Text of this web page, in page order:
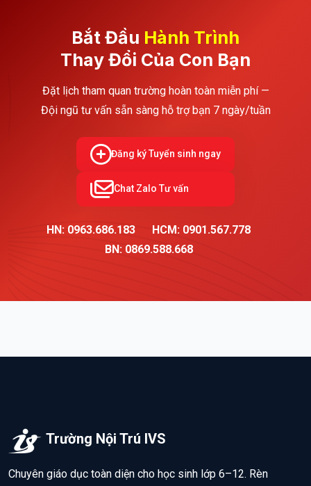
Bắt Đầu Hành Trình
Thay Đổi Của Con Bạn
Đặt lịch tham quan trường hoàn toàn miễn phí —
Đội ngũ tư vấn sẵn sàng hỗ trợ bạn 7 ngày/tuần
Đăng ký Tuyển sinh ngay
Chat Zalo Tư vấn
HN: 0963.686.183
HCM: 0901.567.778
BN: 0869.588.668
Trường Nội Trú IVS
Chuyên giáo dục toàn diện cho học sinh lớp 6–12. Rèn